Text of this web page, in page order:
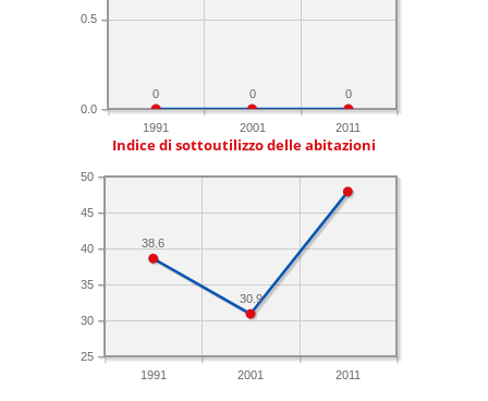
1991 2001 2011
0.0
0.5
0
0
0
Indice di sottoutilizzo delle abitazioni
1991 2001 2011
25
30
35
40
45
50
30.9
38.6